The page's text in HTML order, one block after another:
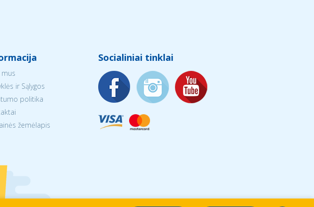
ir Sąlygos
politika
žemėlapis
Socialiniai tinklai